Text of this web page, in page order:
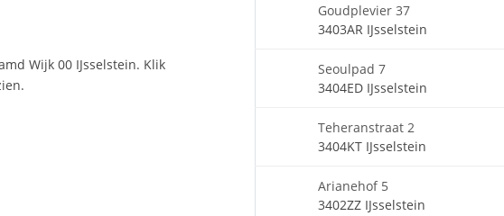
Wijk 00 IJsselstein. Klik
Goudplevier 37
3403AR IJsselstein
Seoulpad 7
3404ED IJsselstein
Teheranstraat 2
3404KT IJsselstein
Arianehof 5
3402ZZ IJsselstein